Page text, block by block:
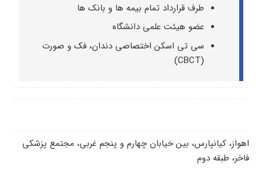
طرف قرارداد تمام بیمه ها و بانک ها
عضو هیئت علمی دانشگاه
سی تی اسکن اختصاصی دندان، فک و صورت
(CBCT)
اهواز، کیانپارس، بین خیابان چهارم و پنجم غربی، مجتمع پزشکی
فاخر، طبقه دوم